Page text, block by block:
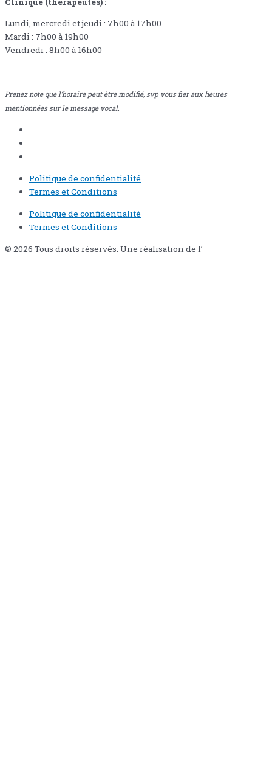
Lundi, mercredi et jeudi : 7h00 à 17h00
Mardi : 7h00 à 19h00
Vendredi : 8h00 à 16h00
Prenez note que l’horaire peut être modifié, svp vous fier aux heures
mentionnées sur le message vocal.
Politique de confidentialité
Termes et Conditions
Politique de confidentialité
Termes et Conditions
© 2026 Tous droits réservés. Une réalisation de l’